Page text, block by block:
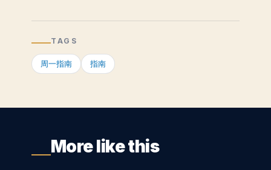
TAGS
周一指南 指南
More like this